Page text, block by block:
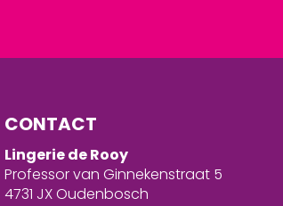
CONTACT
Lingerie de Rooy
Professor van Ginnekenstraat 5
4731 JX Oudenbosch